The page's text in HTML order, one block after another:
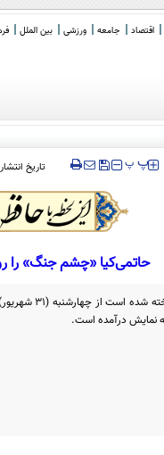
اقتصاد جامعه ورزشی بین الملل
‍‍‍ پ پ تاریخ
حاتمی‌کیا «چشم جنگ» را
فیلم مستند «چشم جنگ» که در طول دو سال ساخته شده است از